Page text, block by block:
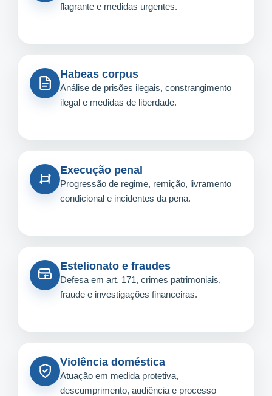
flagrante e medidas urgentes.
Habeas corpus
Análise de prisões ilegais, constrangimento
ilegal e medidas de liberdade.
Execução penal
Progressão de regime, remição, livramento
condicional e incidentes da pena.
Estelionato e fraudes
Defesa em art. 171, crimes patrimoniais,
fraude e investigações financeiras.
Violência doméstica
Atuação em medida protetiva,
descumprimento, audiência e processo